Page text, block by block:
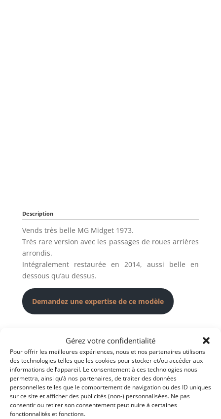
Gérez votre confidentialité
Pour offrir les meilleures expériences, nous et nos partenaires utilisons
des technologies telles que les cookies pour stocker et/ou accéder aux
informations de l’appareil. Le consentement à ces technologies nous
permettra, ainsi qu’à nos partenaires, de traiter des données
personnelles telles que le comportement de navigation ou des ID uniques
sur ce site et afficher des publicités (non-) personnalisées. Ne pas
consentir ou retirer son consentement peut nuire à certaines
fonctionnalités et fonctions.
Description
Vends très belle MG Midget 1973.
Très rare version avec les passages de roues arrières
arrondis.
Intégralement restaurée en 2014, aussi belle en
dessous qu’au dessus.
Demandez une expertise de ce modèle